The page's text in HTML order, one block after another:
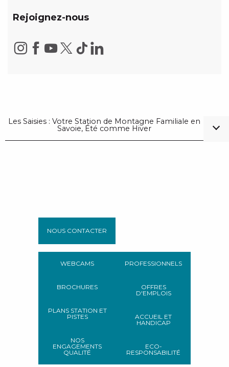
Rejoignez-nous
Les Saisies : Votre Station de Montagne Familiale en
Savoie, Été comme Hiver
NOUS CONTACTER
WEBCAMS
BROCHURES
PLANS STATION ET
PISTES
NOS
ENGAGEMENTS
QUALITÉ
PROFESSIONNELS
OFFRES
D'EMPLOIS
ACCUEIL ET
HANDICAP
ECO-
RESPONSABILITÉ